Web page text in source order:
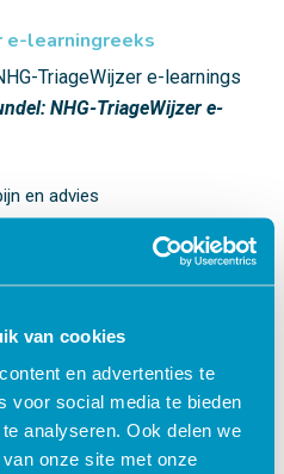
van cookies
en advertenties te
voor social media te bieden
analyseren. Ook delen we
onze site met onze
e-learningreeks
TriageWijzer e-learnings
NHG-TriageWijzer e-
en advies
psychiatrie